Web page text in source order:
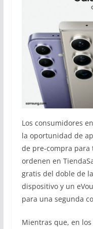
Los consumidores
la oportunidad de
de pre-compra para
ordenen en
gratis del doble de
dispositivo y un
para una segunda
Mientras que, en los